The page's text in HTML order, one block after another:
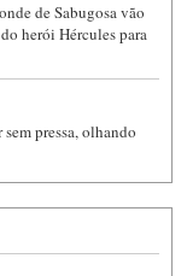
de Sabugosa vão
herói Hércules para
pressa, olhando